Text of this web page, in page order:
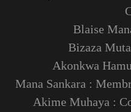
Blaise
Bizaza
Akonkwa
Mana Sankara :
Akime Muhaya :